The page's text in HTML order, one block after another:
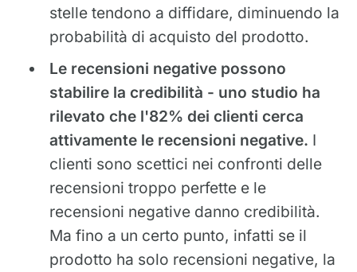
stelle tendono a diffidare, diminuendo la
probabilità di acquisto del prodotto.
Le recensioni negative possono
stabilire la credibilità - uno studio ha
rilevato che l'82% dei clienti cerca
attivamente le recensioni negative. I
clienti sono scettici nei confronti delle
recensioni troppo perfette e le
recensioni negative danno credibilità.
Ma fino a un certo punto, infatti se il
prodotto ha solo recensioni negative, la